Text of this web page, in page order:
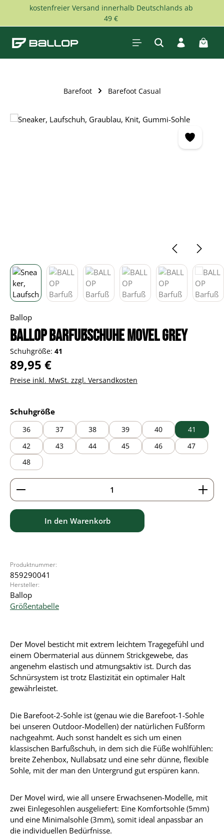
Zum Hauptinhalt springen
kostenfreier Versand innerhalb Deutschlands ab
49 €
Barefoot Barefoot Casual
Bildergalerie überspringen
Ballop
BALLOP Barfußschuhe Movel grey
Schuhgröße: 41
Regulärer Preis:
89,95 €
Preise inkl. MwSt. zzgl. Versandkosten
Schuhgrößeauswählen
36 37 38 39 40
41
42
43 44 45 46
47
48
Produkt Anzahl: Gib den gewünschten Wert ein
In den Warenkorb
Produktnummer:
859290041
Hersteller:
Ballop
Größentabelle
Der Movel besticht mit extrem leichtem Tragegefühl und
einem Obermaterial aus dünnem Strickgewebe, das
angenehm elastisch und atmungsaktiv ist. Durch das
Schnürsystem ist trotz Elastizität ein optimaler Halt
gewährleistet.
Die Barefoot-2-Sohle ist (genau wie die Barefoot-1-Sohle
bei unseren Outdoor-Modellen) der natürlichen Fußform
nachgeahmt. Auch sonst handelt es sich um einen
klassischen Barfußschuh, in dem sich die Füße wohlfühlen:
breite Zehenbox, Nullabsatz und eine sehr dünne, flexible
Sohle, mit der man den Untergrund gut erspüren kann.
Der Movel wird, wie all unsere Erwachsenen-Modelle, mit
zwei Einlegesohlen ausgeliefert: Eine Komfortsohle (5mm)
und eine Minimalsohle (3mm), somit ideal anpassbar an
die individuellen Bedürfnisse.